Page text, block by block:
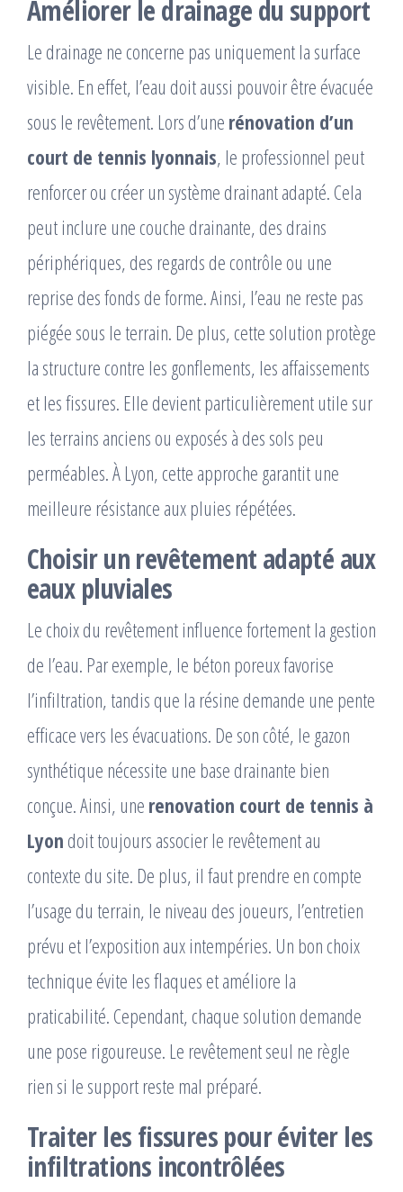
Améliorer le drainage du support
Le drainage ne concerne pas uniquement la surface
visible. En effet, l’eau doit aussi pouvoir être évacuée
sous le revêtement. Lors d’une rénovation d’un
court de tennis lyonnais, le professionnel peut
renforcer ou créer un système drainant adapté. Cela
peut inclure une couche drainante, des drains
périphériques, des regards de contrôle ou une
reprise des fonds de forme. Ainsi, l’eau ne reste pas
piégée sous le terrain. De plus, cette solution protège
la structure contre les gonflements, les affaissements
et les fissures. Elle devient particulièrement utile sur
les terrains anciens ou exposés à des sols peu
perméables. À Lyon, cette approche garantit une
meilleure résistance aux pluies répétées.
Choisir un revêtement adapté aux
eaux pluviales
Le choix du revêtement influence fortement la gestion
de l’eau. Par exemple, le béton poreux favorise
l’infiltration, tandis que la résine demande une pente
efficace vers les évacuations. De son côté, le gazon
synthétique nécessite une base drainante bien
conçue. Ainsi, une renovation court de tennis à
Lyon doit toujours associer le revêtement au
contexte du site. De plus, il faut prendre en compte
l’usage du terrain, le niveau des joueurs, l’entretien
prévu et l’exposition aux intempéries. Un bon choix
technique évite les flaques et améliore la
praticabilité. Cependant, chaque solution demande
une pose rigoureuse. Le revêtement seul ne règle
rien si le support reste mal préparé.
Traiter les fissures pour éviter les
infiltrations incontrôlées